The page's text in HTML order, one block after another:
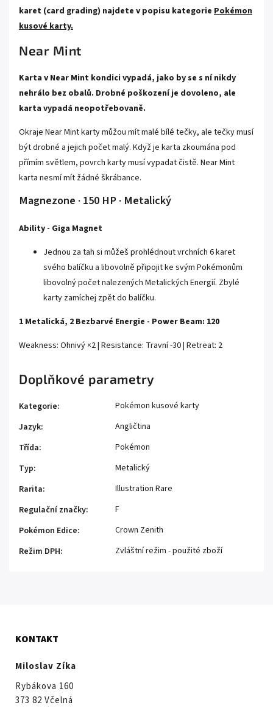
karet (card grading) najdete v popisu kategorie Pokémon
kusové karty.
Near Mint
Karta v Near Mint kondici vypadá, jako by se s ní nikdy
nehrálo bez obalů. Drobné poškození je dovoleno, ale
karta vypadá neopotřebovaně.
Okraje Near Mint karty můžou mít malé bílé tečky, ale tečky musí
být drobné a jejich počet malý. Když je karta zkoumána pod
přímím světlem, povrch karty musí vypadat čistě. Near Mint
karta nesmí mít žádné škrábance.
Magnezone · 150 HP · Metalický
Ability - Giga Magnet
Jednou za tah si můžeš prohlédnout vrchních 6 karet
svého balíčku a libovolně připojit ke svým Pokémonům
libovolný počet nalezených Metalických Energií. Zbylé
karty zamíchej zpět do balíčku.
1 Metalická, 2 Bezbarvé Energie - Power Beam: 120
Weakness: Ohnivý ×2 | Resistance: Travní -30 | Retreat: 2
Doplňkové parametry
Kategorie:
Pokémon kusové karty
Jazyk:
Angličtina
Třída:
Pokémon
Typ:
Metalický
Rarita:
Illustration Rare
Regulační značky:
F
Pokémon Edice:
Crown Zenith
Režim DPH: Zvláštní režim - použité zboží
KONTAKT
Miloslav Zíka
Rybákova 160
373 82 Včelná